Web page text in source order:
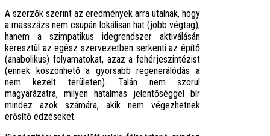
A szerzők szerint az eredmények arra utalnak, hogy
a masszázs nem csupán lokálisan hat (jobb végtag),
hanem a szimpatikus idegrendszer aktiválásán
keresztül az egész szervezetben serkenti az építő
(anabolikus) folyamatokat, azaz a fehérjeszintézist
(ennek köszönhető a gyorsabb regenerálódás a
nem kezelt területen). Talán nem szorul
magyarázatra, milyen hatalmas jelentőséggel bír
mindez azok számára, akik nem végezhetnek
erősítő edzéseket.